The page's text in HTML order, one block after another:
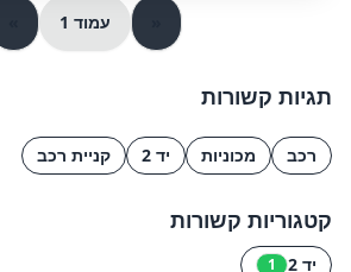
עמוד 1
תגיות קשורות
רכב מכוניות יד 2 קניית רכב
קטגוריות קשורות
יד 2 1